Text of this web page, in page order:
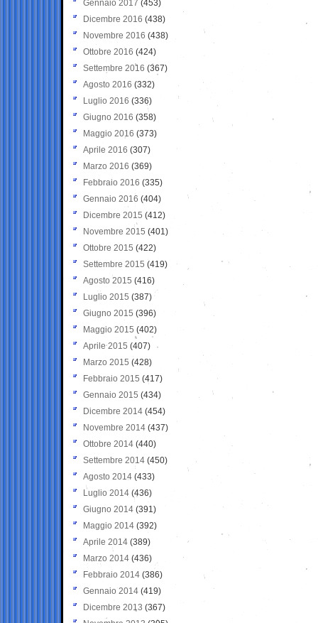
Gennaio 2017 (453)
Dicembre 2016 (438)
Novembre 2016 (438)
Ottobre 2016 (424)
Settembre 2016 (367)
Agosto 2016 (332)
Luglio 2016 (336)
Giugno 2016 (358)
Maggio 2016 (373)
Aprile 2016 (307)
Marzo 2016 (369)
Febbraio 2016 (335)
Gennaio 2016 (404)
Dicembre 2015 (412)
Novembre 2015 (401)
Ottobre 2015 (422)
Settembre 2015 (419)
Agosto 2015 (416)
Luglio 2015 (387)
Giugno 2015 (396)
Maggio 2015 (402)
Aprile 2015 (407)
Marzo 2015 (428)
Febbraio 2015 (417)
Gennaio 2015 (434)
Dicembre 2014 (454)
Novembre 2014 (437)
Ottobre 2014 (440)
Settembre 2014 (450)
Agosto 2014 (433)
Luglio 2014 (436)
Giugno 2014 (391)
Maggio 2014 (392)
Aprile 2014 (389)
Marzo 2014 (436)
Febbraio 2014 (386)
Gennaio 2014 (419)
Dicembre 2013 (367)